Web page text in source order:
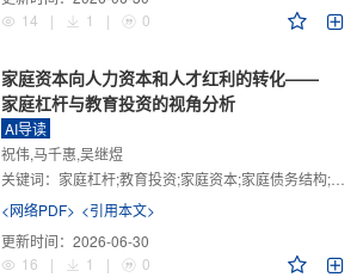
14
| 1 | 0
家庭资本向人力资本和人才红利的转化——
家庭杠杆与教育投资的视角分析
AI导读
祝伟,马千惠,吴继煜
关键词： 家庭杠杆;教育投资;家庭资本;家庭债务结构;CHFS
<网络PDF> <引用本文>
更新时间： 2026-06-30
16
| 1 | 0